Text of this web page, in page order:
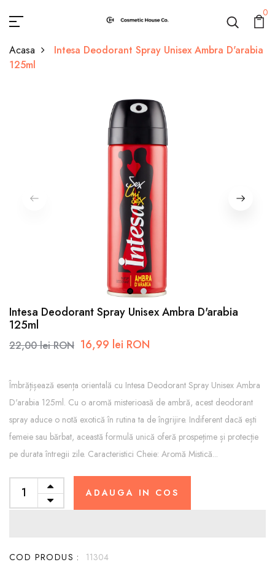
0
Acasa
Intesa Deodorant Spray Unisex Ambra D'arabia
125ml
1 2
Intesa Deodorant Spray Unisex Ambra D'arabia
125ml
22,00 lei RON 16,99 lei RON
Îmbrățișează esența orientală cu Intesa Deodorant Spray Unisex Ambra
D'arabia 125ml. Cu o aromă misterioasă de ambră, acest deodorant
spray aduce o notă exotică în rutina ta de îngrijire. Indiferent dacă ești
femeie sau bărbat, această formulă unică oferă prospețime și protecție
pe durata întregii zile. Caracteristici Cheie: Aromă Mistică...
ADAUGA IN COS
COD PRODUS : 11304